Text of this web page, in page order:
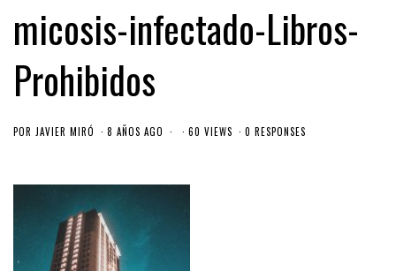
micosis-infectado-Libros-
Prohibidos
POR JAVIER MIRÓ 8 AÑOS AGO 60 VIEWS 0 RESPONSES